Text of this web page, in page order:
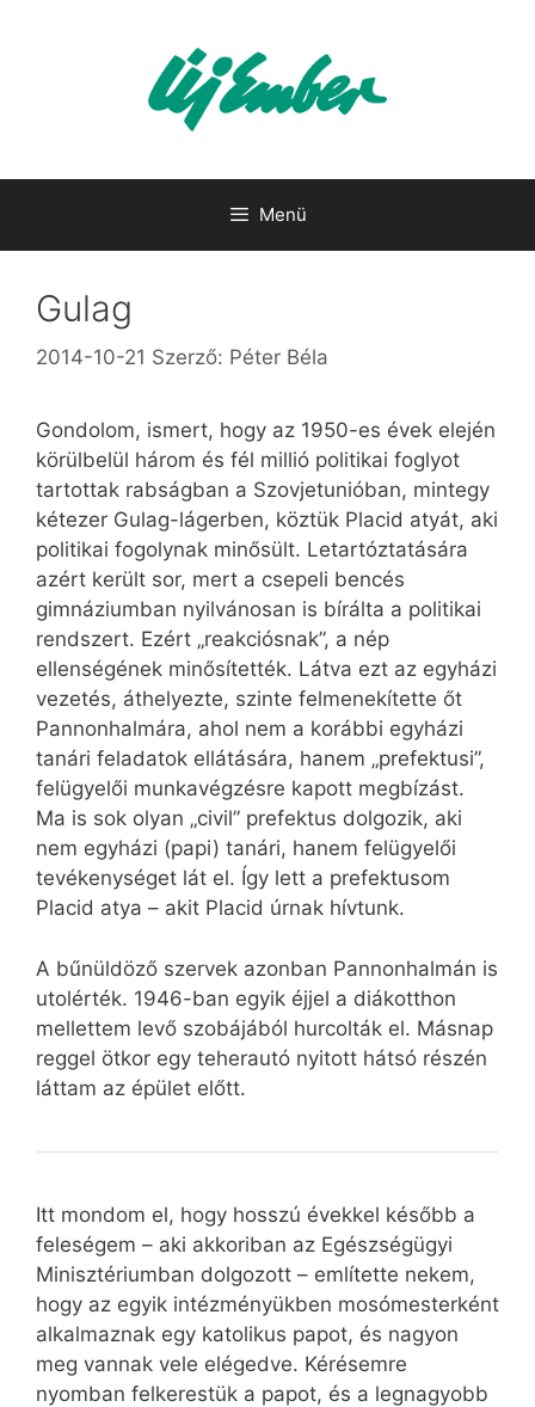
Menü
Gulag
2014-10-21 Szerző: Péter Béla
Gondolom, ismert, hogy az 1950-es évek elején
körülbelül három és fél millió politikai foglyot
tartottak rabságban a Szovjetunióban, mintegy
kétezer Gulag-lágerben, köztük Placid atyát, aki
politikai fogolynak minősült. Letartóztatására
azért került sor, mert a csepeli bencés
gimnáziumban nyilvánosan is bírálta a politikai
rendszert. Ezért „reakciósnak”, a nép
ellenségének minősítették. Látva ezt az egyházi
vezetés, áthelyezte, szinte felmenekítette őt
Pannonhalmára, ahol nem a korábbi egyházi
tanári feladatok ellátására, hanem „prefektusi”,
felügyelői munkavégzésre kapott megbízást.
Ma is sok olyan „civil” prefektus dolgozik, aki
nem egyházi (papi) tanári, hanem felügyelői
tevékenységet lát el. Így lett a prefektusom
Placid atya – akit Placid úrnak hívtunk.
A bűnüldöző szervek azonban Pannonhalmán is
utolérték. 1946-ban egyik éjjel a diákotthon
mellettem levő szobájából hurcolták el. Másnap
reggel ötkor egy teherautó nyitott hátsó részén
láttam az épület előtt.
Itt mondom el, hogy hosszú évekkel később a
feleségem – aki akkoriban az Egészségügyi
Minisztériumban dolgozott – említette nekem,
hogy az egyik intézményükben mosómesterként
alkalmaznak egy katolikus papot, és nagyon
meg vannak vele elégedve. Kérésemre
nyomban felkerestük a papot, és a legnagyobb